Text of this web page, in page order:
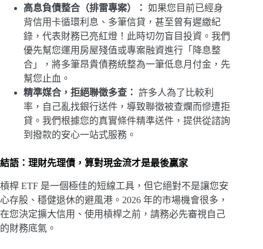
高息負債整合（排雷專案）： 如果您目前已經身
背信用卡循環利息、多筆信貸，甚至曾有遲繳紀
錄，代表財務已亮紅燈！此時切勿盲目投資。我們
優先幫您運用房屋殘值或專案融資進行「降息整
合」，將多筆昂貴債務統整為一筆低息月付金，先
幫您止血。
精準媒合，拒絕聯徵多查： 許多人為了比較利
率，自己亂找銀行送件，導致聯徵被查爛而慘遭拒
貸。我們根據您的真實條件精準送件，提供從諮詢
到撥款的安心一站式服務。
結語：理財先理債，算對現金流才是最後贏家
槓桿 ETF 是一個極佳的短線工具，但它絕對不是讓您安
心存股、穩健退休的避風港。2026 年的市場機會很多，
在您決定擴大信用、使用槓桿之前，請務必先審視自己
的財務底氣。